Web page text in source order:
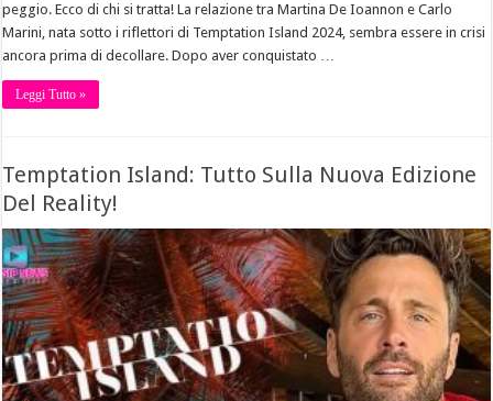
peggio. Ecco di chi si tratta! La relazione tra Martina De Ioannon e Carlo
Marini, nata sotto i riflettori di Temptation Island 2024, sembra essere in crisi
ancora prima di decollare. Dopo aver conquistato …
Leggi Tutto »
Temptation Island: Tutto Sulla Nuova Edizione
Del Reality!